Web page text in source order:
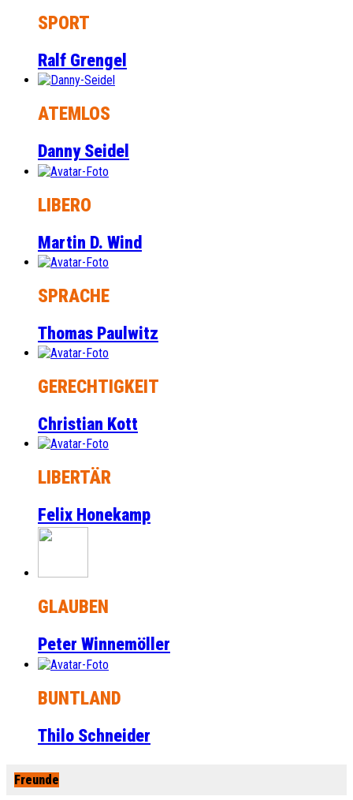
SPORT
Ralf Grengel
ATEMLOS
Danny Seidel
LIBERO
Martin D. Wind
SPRACHE
Thomas Paulwitz
GERECHTIGKEIT
Christian Kott
LIBERTÄR
Felix Honekamp
GLAUBEN
Peter Winnemöller
BUNTLAND
Thilo Schneider
Freunde